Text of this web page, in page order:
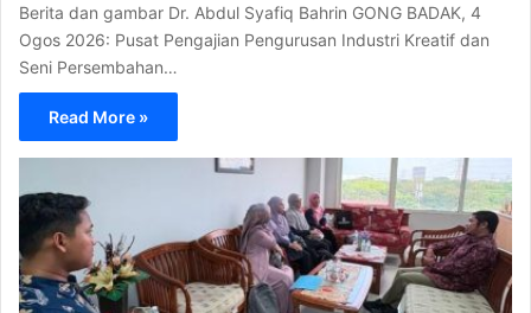
Berita dan gambar Dr. Abdul Syafiq Bahrin GONG BADAK, 4
Ogos 2026: Pusat Pengajian Pengurusan Industri Kreatif dan
Seni Persembahan…
Read More »